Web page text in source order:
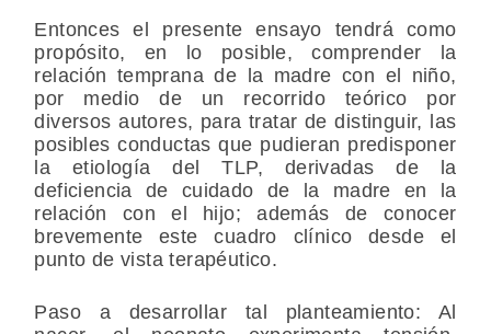
Entonces el presente ensayo tendrá como
propósito, en lo posible, comprender la
relación temprana de la madre con el niño,
por medio de un recorrido teórico por
diversos autores, para tratar de distinguir, las
posibles conductas que pudieran predisponer
la etiología del TLP, derivadas de la
deficiencia de cuidado de la madre en la
relación con el hijo; además de conocer
brevemente este cuadro clínico desde el
punto de vista terapéutico.
Paso a desarrollar tal planteamiento: Al